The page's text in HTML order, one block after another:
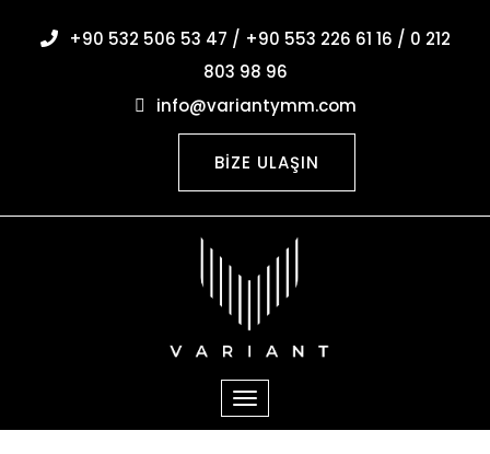
+90 532 506 53 47 / +90 553 226 61 16 / 0 212
803 98 96
info@variantymm.com
BİZE ULAŞIN